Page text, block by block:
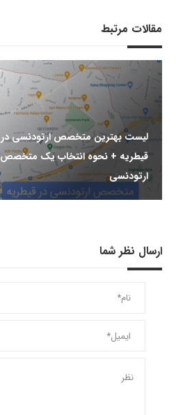
مقالات مرتبط
لیست بهترین متخصص ارتودنسی در
قیطریه + نحوه انتخاب یک متخصص
ارتودنسی
ارسال نظر شما